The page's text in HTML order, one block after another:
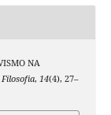
NA
, 14(4), 27–